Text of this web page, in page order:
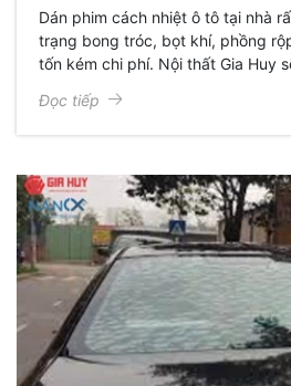
Dán phim cách nhiệt ô tô tại nhà
trạng bong tróc, bọt khí, phồng
tốn kém chi phí. Nội thất Gia Huy
Đọc tiếp